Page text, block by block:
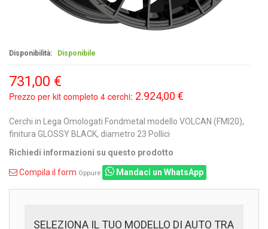
Disponibilità: Disponibile
731,00 €
Prezzo per kit completo 4 cerchi: 2.924,00 €
Cerchi in Lega Omologati Fondmetal modello VOLCAN (FMI20),
finitura GLOSSY BLACK, diametro 23 Pollici
Richiedi informazioni su questo prodotto
Compila il form Oppure Mandaci un WhatsApp
SELEZIONA IL TUO MODELLO DI AUTO TRA